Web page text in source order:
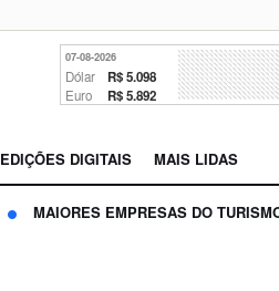
07-08-2026
Dólar R$ 5.098
Euro R$ 5.892
EDIÇÕES DIGITAIS MAIS LIDAS
MAIORES EMPRESAS DO